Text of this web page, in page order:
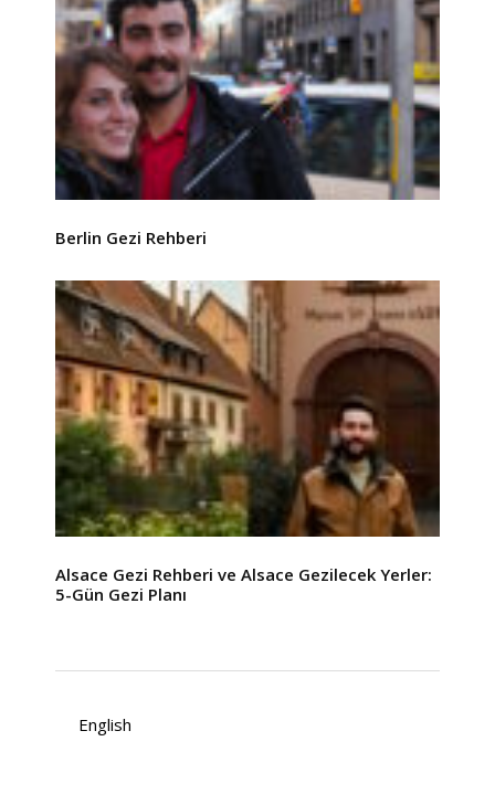
Berlin Gezi Rehberi
Alsace Gezi Rehberi ve Alsace Gezilecek Yerler:
5-Gün Gezi Planı
English